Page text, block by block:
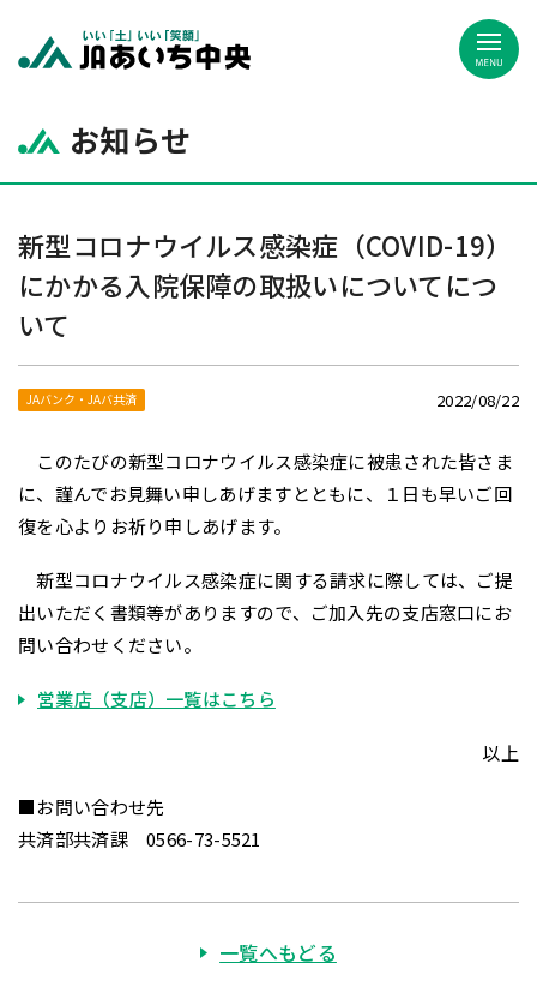
お知らせ
新型コロナウイルス感染症（COVID-19）
にかかる入院保障の取扱いについてにつ
いて
JAバンク・JAバ共済 2022/08/22
このたびの新型コロナウイルス感染症に被患された皆さま
に、謹んでお見舞い申しあげますとともに、１日も早いご回
復を心よりお祈り申しあげます。
新型コロナウイルス感染症に関する請求に際しては、ご提
出いただく書類等がありますので、ご加入先の支店窓口にお
問い合わせください。
営業店（支店）一覧はこちら
以上
■お問い合わせ先
共済部共済課 0566-73-5521
一覧へもどる